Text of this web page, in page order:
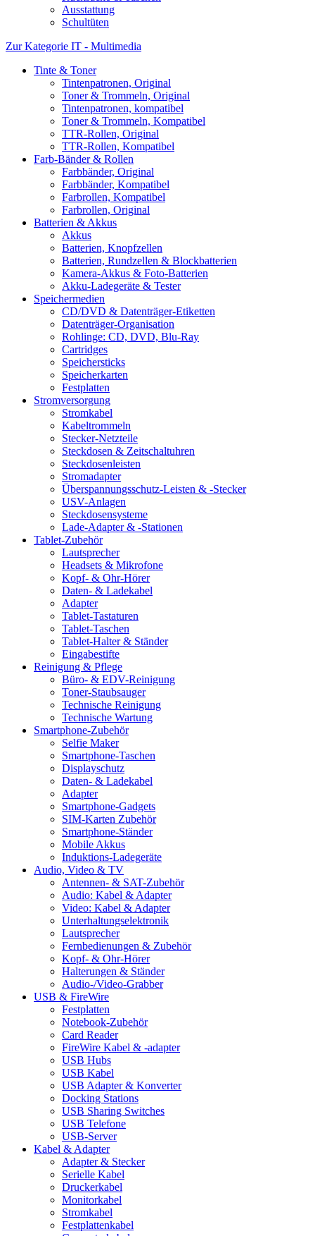
Ausstattung
Schultüten
Zur Kategorie IT - Multimedia
Tinte & Toner
Tintenpatronen, Original
Toner & Trommeln, Original
Tintenpatronen, kompatibel
Toner & Trommeln, Kompatibel
TTR-Rollen, Original
TTR-Rollen, Kompatibel
Farb-Bänder & Rollen
Farbbänder, Original
Farbbänder, Kompatibel
Farbrollen, Kompatibel
Farbrollen, Original
Batterien & Akkus
Akkus
Batterien, Knopfzellen
Batterien, Rundzellen & Blockbatterien
Kamera-Akkus & Foto-Batterien
Akku-Ladegeräte & Tester
Speichermedien
CD/DVD & Datenträger-Etiketten
Datenträger-Organisation
Rohlinge: CD, DVD, Blu-Ray
Cartridges
Speichersticks
Speicherkarten
Festplatten
Stromversorgung
Stromkabel
Kabeltrommeln
Stecker-Netzteile
Steckdosen & Zeitschaltuhren
Steckdosenleisten
Stromadapter
Überspannungsschutz-Leisten & -Stecker
USV-Anlagen
Steckdosensysteme
Lade-Adapter & -Stationen
Tablet-Zubehör
Lautsprecher
Headsets & Mikrofone
Kopf- & Ohr-Hörer
Daten- & Ladekabel
Adapter
Tablet-Tastaturen
Tablet-Taschen
Tablet-Halter & Ständer
Eingabestifte
Reinigung & Pflege
Büro- & EDV-Reinigung
Toner-Staubsauger
Technische Reinigung
Technische Wartung
Smartphone-Zubehör
Selfie Maker
Smartphone-Taschen
Displayschutz
Daten- & Ladekabel
Adapter
Smartphone-Gadgets
SIM-Karten Zubehör
Smartphone-Ständer
Mobile Akkus
Induktions-Ladegeräte
Audio, Video & TV
Antennen- & SAT-Zubehör
Audio: Kabel & Adapter
Video: Kabel & Adapter
Unterhaltungselektronik
Lautsprecher
Fernbedienungen & Zubehör
Kopf- & Ohr-Hörer
Halterungen & Ständer
Audio-/Video-Grabber
USB & FireWire
Festplatten
Notebook-Zubehör
Card Reader
FireWire Kabel & -adapter
USB Hubs
USB Kabel
USB Adapter & Konverter
Docking Stations
USB Sharing Switches
USB Telefone
USB-Server
Kabel & Adapter
Adapter & Stecker
Serielle Kabel
Druckerkabel
Monitorkabel
Stromkabel
Festplattenkabel